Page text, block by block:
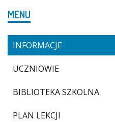
MENU
INFORMACJE
UCZNIOWIE
BIBLIOTEKA SZKOLNA
PLAN LEKCJI